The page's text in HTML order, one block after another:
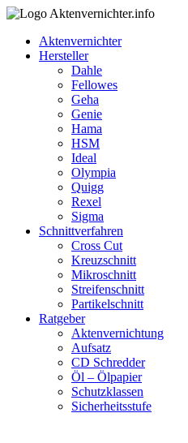
Aktenvernichter
Hersteller
Dahle
Fellowes
Geha
Genie
Hama
HSM
Ideal
Olympia
Quigg
Rexel
Sigma
Schnittverfahren
Cross Cut
Kreuzschnitt
Mikroschnitt
Streifenschnitt
Partikelschnitt
Ratgeber
Aktenvernichtung
Aufsatz
CD Schredder
Öl – Ölpapier
Schutzklassen
Sicherheitsstufe